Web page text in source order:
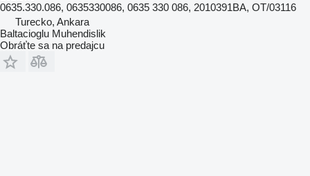
0635.330.086, 0635330086, 0635 330 086, 2010391BA, OT/03116
Turecko, Ankara
Baltacioglu Muhendislik
Obráťte sa na predajcu